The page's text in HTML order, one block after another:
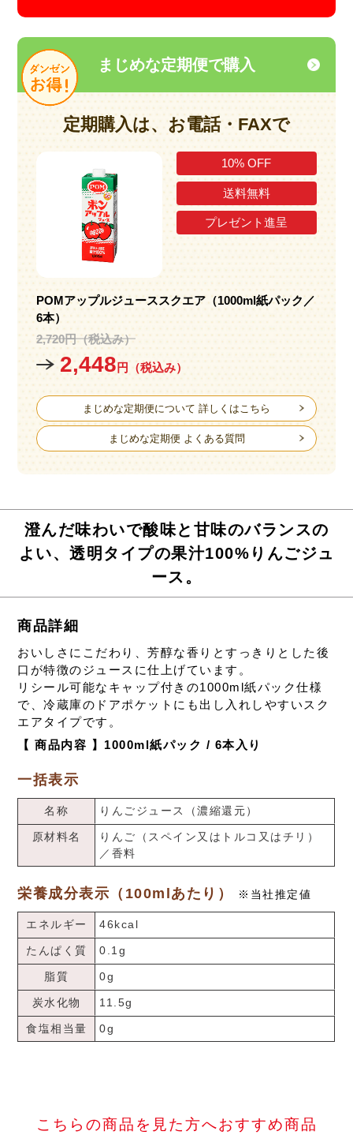
まじめな定期便で購入
定期購入は、お電話・FAXで
10% OFF
送料無料
プレゼント進呈
POMアップルジューススクエア（1000ml紙パック／
6本）
2,720円（税込み）
2,448円（税込み）
まじめな定期便について 詳しくはこちら
まじめな定期便 よくある質問
澄んだ味わいで酸味と甘味のバランスの
よい、透明タイプの果汁100%りんごジュ
ース。
商品詳細
おいしさにこだわり、芳醇な香りとすっきりとした後
口が特徴のジュースに仕上げています。
リシール可能なキャップ付きの1000ml紙パック仕様
で、冷蔵庫のドアポケットにも出し入れしやすいスク
エアタイプです。
【 商品内容 】1000ml紙パック / 6本入り
一括表示
名称 りんごジュース（濃縮還元）
原材料名
りんご（スペイン又はトルコ又はチリ）
／香料
栄養成分表示（100mlあたり） ※当社推定値
エネルギー 46kcal
たんぱく質 0.1g
脂質 0g
炭水化物 11.5g
食塩相当量 0g
こちらの商品を見た方へおすすめ商品